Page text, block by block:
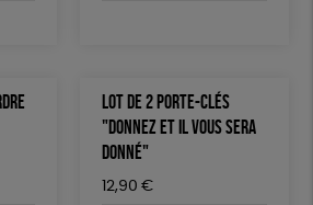
LOT DE 2 PORTE-CLÉS
"DONNEZ ET IL VOUS SERA
DONNÉ"
12,90 €